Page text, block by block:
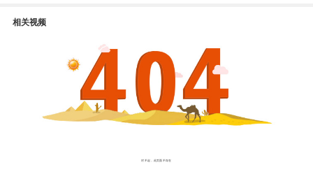
相关视频
对不起，此页面不存在